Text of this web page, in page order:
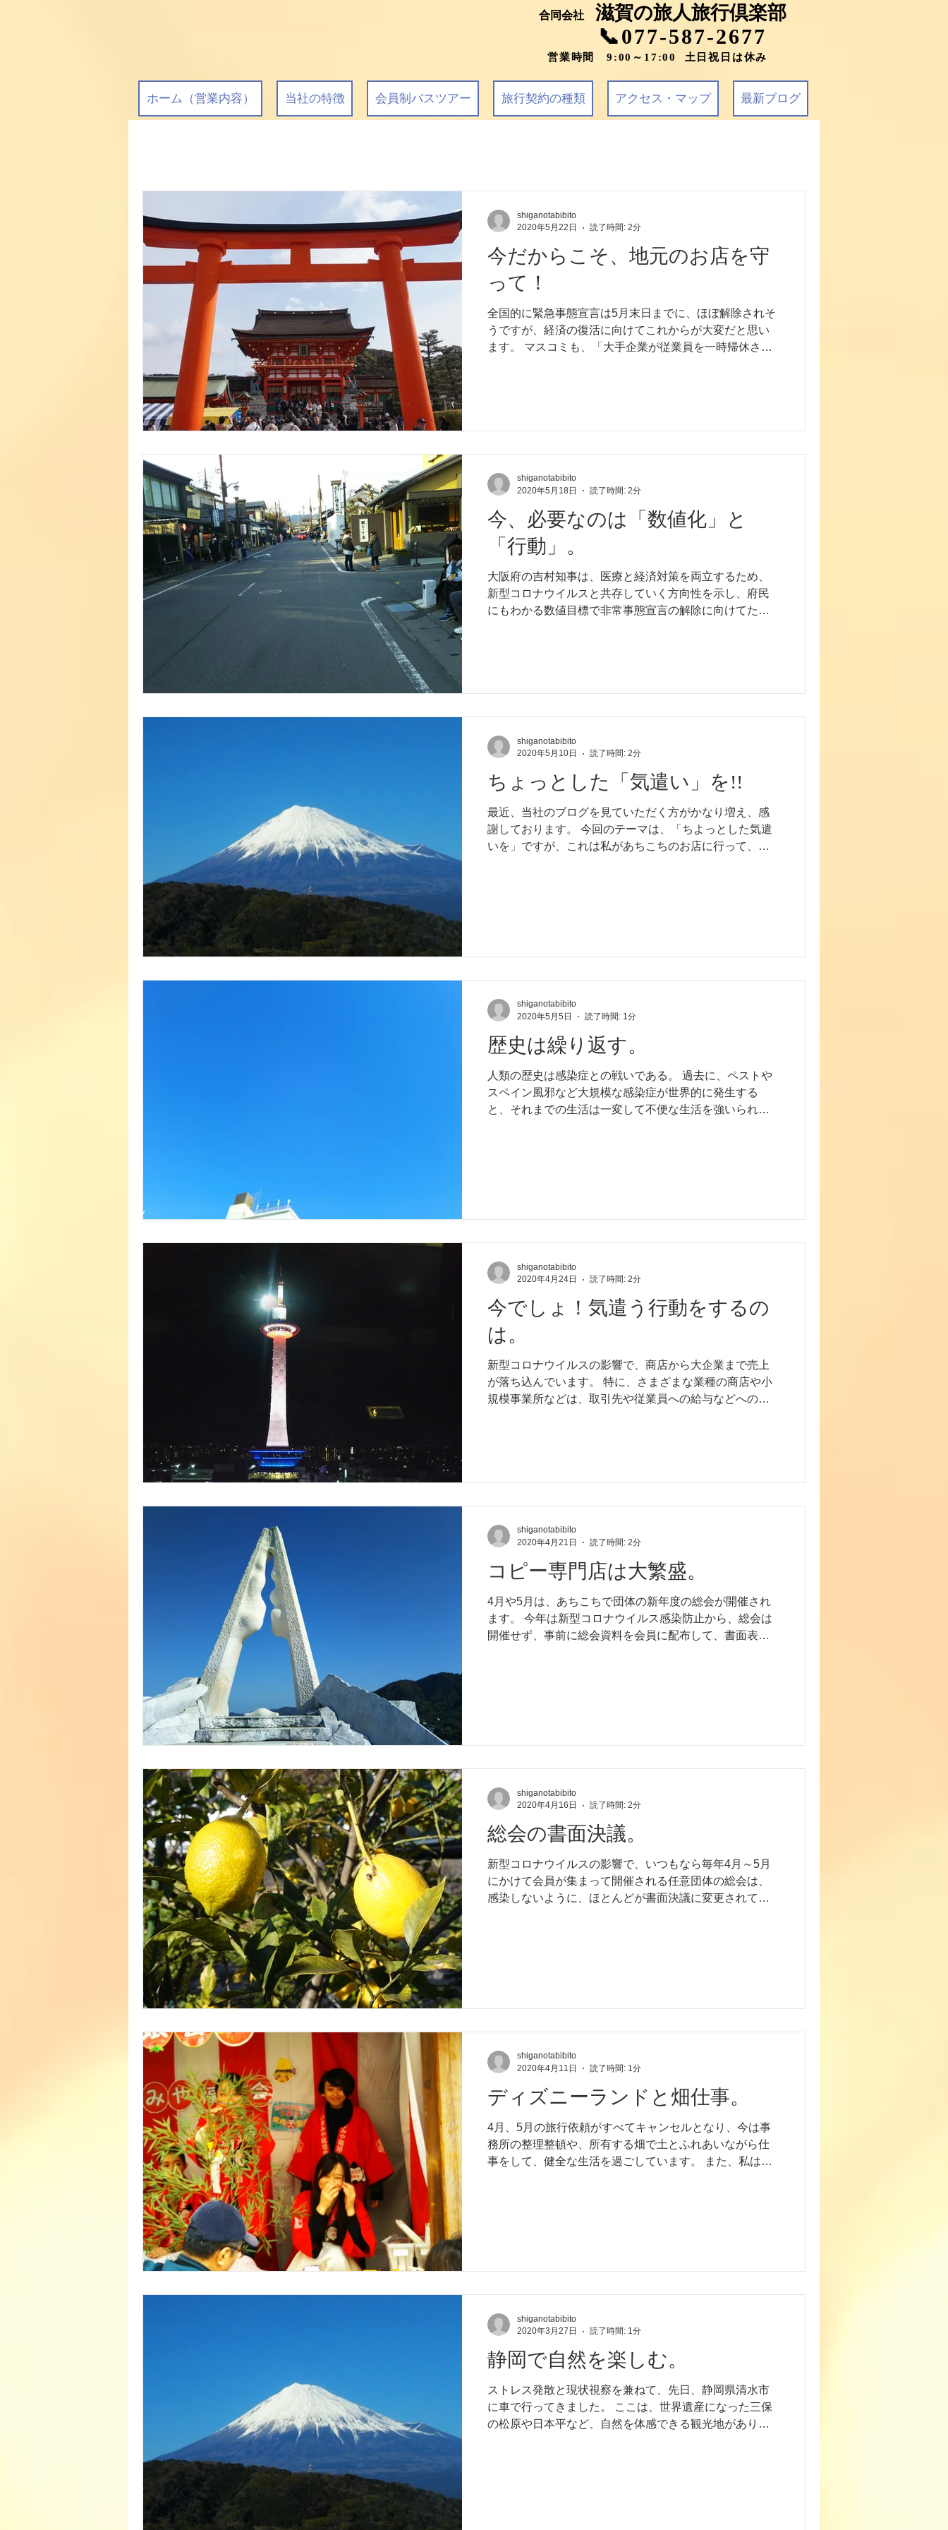
合同会社 滋賀の旅人旅行倶楽部
📞077-587-2677
営業時間 9:00～17:00 土日祝日は休み
ホーム（営業内容） 当社の特徴 会員制バスツアー 旅行契約の種類 アクセス・マップ 最新ブログ
今だからこそ、地元のお店を守
って！
全国的に緊急事態宣言は5月末日までに、ほぼ解除されそ
うですが、経済の復活に向けてこれからが大変だと思い
ます。 マスコミも、「大手企業が従業員を一時帰休させ
shiganotabibito
2020年5月22日
読了時間: 2分
今、必要なのは「数値化」と
「行動」。
大阪府の吉村知事は、医療と経済対策を両立するため、
新型コロナウイルスと共存していく方向性を示し、府民
にもわかる数値目標で非常事態宣言の解除に向けてたち
shiganotabibito
2020年5月18日
読了時間: 2分
ちょっとした「気遣い」を!!
最近、当社のブログを見ていただく方がかなり増え、感
謝しております。 今回のテーマは、「ちよっとした気遣
いを」ですが、これは私があちこちのお店に行って、感
shiganotabibito
2020年5月10日
読了時間: 2分
歴史は繰り返す。
人類の歴史は感染症との戦いである。 過去に、ペストや
スペイン風邪など大規模な感染症が世界的に発生する
と、それまでの生活は一変して不便な生活を強いられて
shiganotabibito
2020年5月5日
読了時間: 1分
今でしょ！気遣う行動をするの
は。
新型コロナウイルスの影響で、商店から大企業まで売上
が落ち込んでいます。 特に、さまざまな業種の商店や小
規模事業所などは、取引先や従業員への給与などへの支
shiganotabibito
2020年4月24日
読了時間: 2分
コピー専門店は大繁盛。
4月や5月は、あちこちで団体の新年度の総会が開催され
ます。 今年は新型コロナウイルス感染防止から、総会は
開催せず、事前に総会資料を会員に配布して、書面表決
shiganotabibito
2020年4月21日
読了時間: 2分
総会の書面決議。
新型コロナウイルスの影響で、いつもなら毎年4月～5月
にかけて会員が集まって開催される任意団体の総会は、
感染しないように、ほとんどが書面決議に変更されてい
shiganotabibito
2020年4月16日
読了時間: 2分
ディズニーランドと畑仕事。
4月、5月の旅行依頼がすべてキャンセルとなり、今は事
務所の整理整頓や、所有する畑で土とふれあいながら仕
事をして、健全な生活を過ごしています。 また、私は料
shiganotabibito
2020年4月11日
読了時間: 1分
静岡で自然を楽しむ。
ストレス発散と現状視察を兼ねて、先日、静岡県清水市
に車で行ってきました。 ここは、世界遺産になった三保
の松原や日本平など、自然を体感できる観光地がありま
shiganotabibito
2020年3月27日
読了時間: 1分